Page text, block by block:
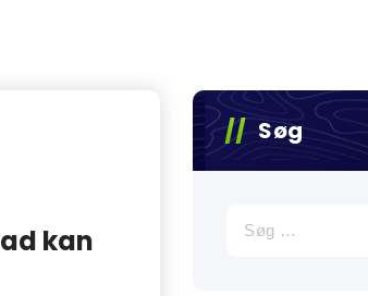
kan
Søg
efter: